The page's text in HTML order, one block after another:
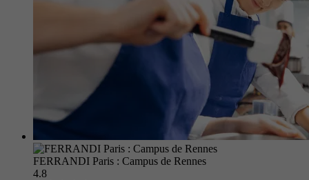
FERRANDI Paris : Campus de Rennes
4.8